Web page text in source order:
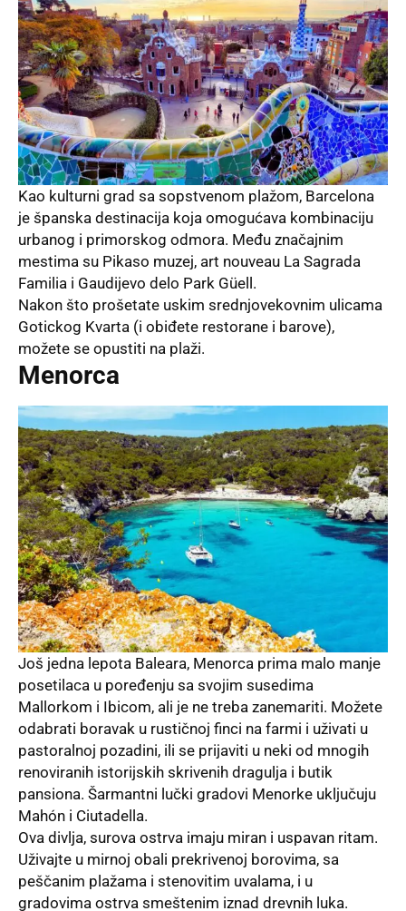
Kao kulturni grad sa sopstvenom plažom, Barcelona
je španska destinacija koja omogućava kombinaciju
urbanog i primorskog odmora. Među značajnim
mestima su Pikaso muzej, art nouveau La Sagrada
Familia i Gaudijevo delo Park Güell.
Nakon što prošetate uskim srednjovekovnim ulicama
Gotickog Kvarta (i obiđete restorane i barove),
možete se opustiti na plaži.
Menorca
Još jedna lepota Baleara, Menorca prima malo manje
posetilaca u poređenju sa svojim susedima
Mallorkom i Ibicom, ali je ne treba zanemariti. Možete
odabrati boravak u rustičnoj finci na farmi i uživati u
pastoralnoj pozadini, ili se prijaviti u neki od mnogih
renoviranih istorijskih skrivenih dragulja i butik
pansiona. Šarmantni lučki gradovi Menorke uključuju
Mahón i Ciutadella.
Ova divlja, surova ostrva imaju miran i uspavan ritam.
Uživajte u mirnoj obali prekrivenoj borovima, sa
peščanim plažama i stenovitim uvalama, i u
gradovima ostrva smeštenim iznad drevnih luka.